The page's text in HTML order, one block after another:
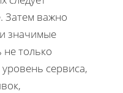
Затем важно
значимые
не только
сервиса,